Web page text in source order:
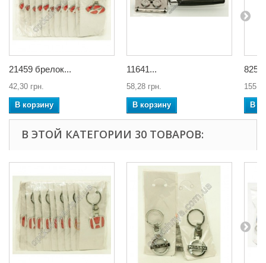
21459 брелок...
42,30 грн.
В корзину
11641...
58,28 грн.
В корзину
8256
В
В ЭТОЙ КАТЕГОРИИ 30 ТОВАРОВ: